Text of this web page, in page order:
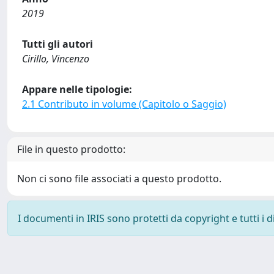
2019
Tutti gli autori
Cirillo, Vincenzo
Appare nelle tipologie:
2.1 Contributo in volume (Capitolo o Saggio)
File in questo prodotto:
Non ci sono file associati a questo prodotto.
I documenti in IRIS sono protetti da copyright e tutti i